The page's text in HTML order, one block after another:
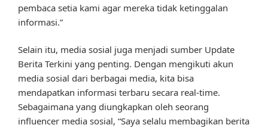
pembaca setia kami agar mereka tidak ketinggalan
informasi.”
Selain itu, media sosial juga menjadi sumber Update
Berita Terkini yang penting. Dengan mengikuti akun
media sosial dari berbagai media, kita bisa
mendapatkan informasi terbaru secara real-time.
Sebagaimana yang diungkapkan oleh seorang
influencer media sosial, “Saya selalu membagikan berita